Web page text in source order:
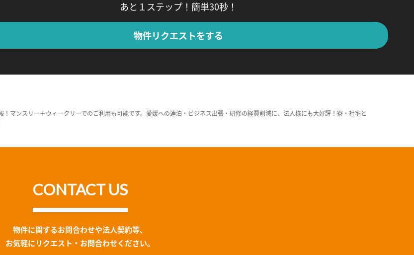
あと１ステップ！簡単30秒！
物件リクエストをする
マンスリー＋ウィークリーでのご利用も可能です。愛媛への連泊・ビジネス出張・研修の経費削減に、法人様にも大好評！寮・社宅と
CONTACT US
物件に関するお問合わせや法人契約等、
お気軽にリクエスト・お問合わせください。